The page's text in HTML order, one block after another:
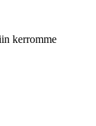
kerromme